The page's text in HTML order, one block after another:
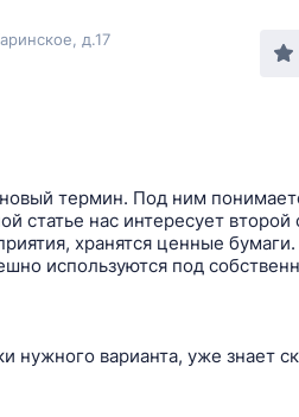
д.17
термин. Под ним
статье нас интересует
хранятся ценные
используются под
варианта, уже знает